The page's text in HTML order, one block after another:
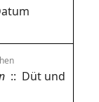
:: Düt und